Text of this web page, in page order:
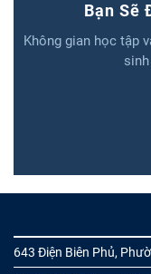
Bạn Sẽ
Không gian học tập
643 Điện Biên Phủ,